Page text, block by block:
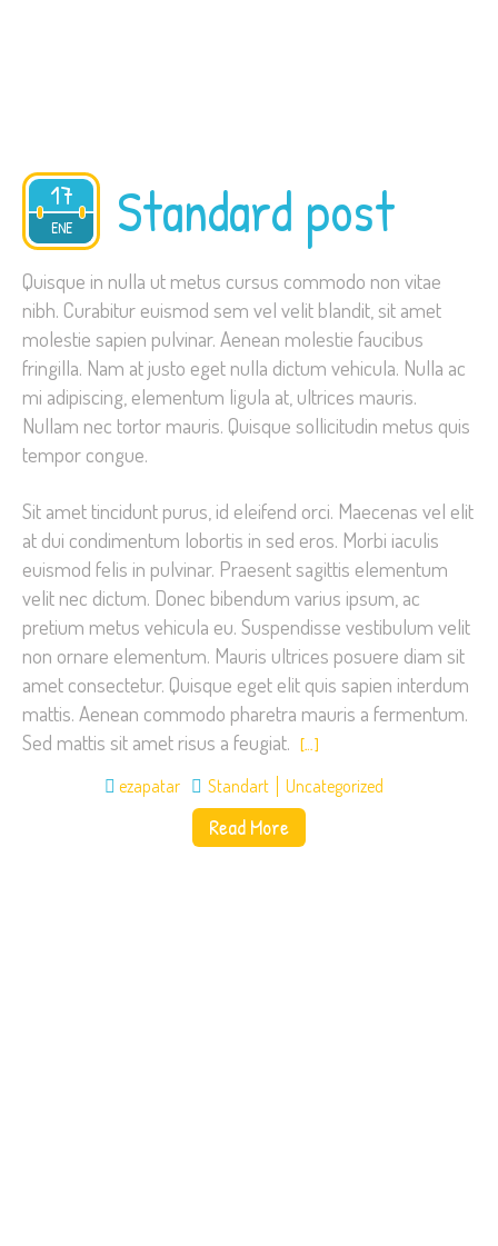
17
ENE
2015 Standard post
Quisque in nulla ut metus cursus commodo non vitae
nibh. Curabitur euismod sem vel velit blandit, sit amet
molestie sapien pulvinar. Aenean molestie faucibus
fringilla. Nam at justo eget nulla dictum vehicula. Nulla ac
mi adipiscing, elementum ligula at, ultrices mauris.
Nullam nec tortor mauris. Quisque sollicitudin metus quis
tempor congue.
Sit amet tincidunt purus, id eleifend orci. Maecenas vel elit
at dui condimentum lobortis in sed eros. Morbi iaculis
euismod felis in pulvinar. Praesent sagittis elementum
velit nec dictum. Donec bibendum varius ipsum, ac
pretium metus vehicula eu. Suspendisse vestibulum velit
non ornare elementum. Mauris ultrices posuere diam sit
amet consectetur. Quisque eget elit quis sapien interdum
mattis. Aenean commodo pharetra mauris a fermentum.
Sed mattis sit amet risus a feugiat. […]
ezapatar Standart Uncategorized
Read More